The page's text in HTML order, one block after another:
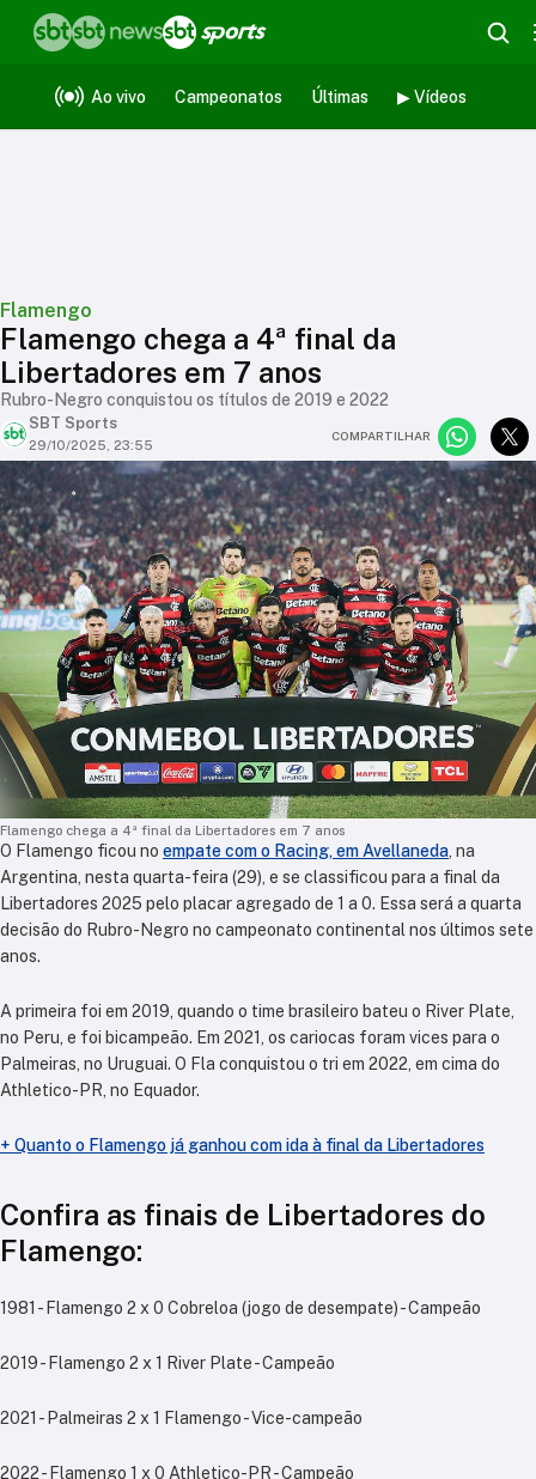
Ao vivo Campeonatos Últimas ▶ Vídeos
Flamengo
Flamengo chega a 4ª final da
Libertadores em 7 anos
Rubro-Negro conquistou os títulos de 2019 e 2022
SBT Sports
29/10/2025, 23:55
COMPARTILHAR
Flamengo chega a 4ª final da Libertadores em 7 anos
O Flamengo ficou no empate com o Racing, em Avellaneda , na
Argentina, nesta quarta-feira (29), e se classificou para a final da
Libertadores 2025 pelo placar agregado de 1 a 0. Essa será a quarta
decisão do Rubro-Negro no campeonato continental nos últimos sete
anos.
A primeira foi em 2019, quando o time brasileiro bateu o River Plate,
no Peru, e foi bicampeão. Em 2021, os cariocas foram vices para o
Palmeiras, no Uruguai. O Fla conquistou o tri em 2022, em cima do
Athletico-PR, no Equador.
+ Quanto o Flamengo já ganhou com ida à final da Libertadores
Confira as finais de Libertadores do
Flamengo:
1981 - Flamengo 2 x 0 Cobreloa (jogo de desempate) - Campeão
2019 - Flamengo 2 x 1 River Plate - Campeão
2021 - Palmeiras 2 x 1 Flamengo - Vice-campeão
2022 - Flamengo 1 x 0 Athletico-PR - Campeão